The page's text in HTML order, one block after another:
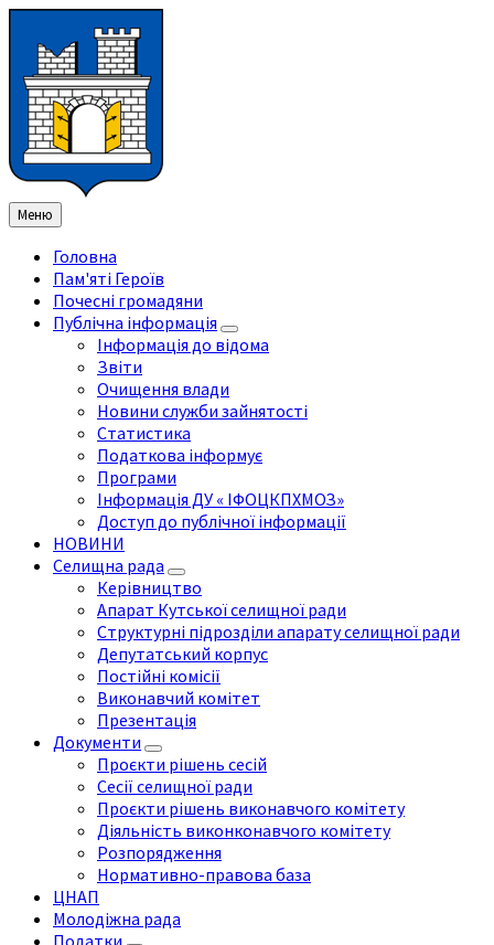
змісту
ліву
бічну
панель
праву
бічну
панель
нижнього
колонтитула
Меню
Головна
Пам'яті Героїв
Почесні громадяни
Публічна інформація
Інформація до відома
Звіти
Очищення влади
Новини служби зайнятості
Статистика
Податкова інформує
Програми
Інформація ДУ « ІФОЦКПХМОЗ»
Доступ до публічної інформації
НОВИНИ
Селищна рада
Керівництво
Апарат Кутської селищної ради
Структурні підрозділи апарату селищної ради
Депутатський корпус
Постійні комісії
Виконавчий комітет
Презентація
Документи
Проєкти рішень сесій
Сесії селищної ради
Проєкти рішень виконавчого комітету
Діяльність виконконавчого комітету
Розпорядження
Нормативно-правова база
ЦНАП
Молодіжна рада
Податки